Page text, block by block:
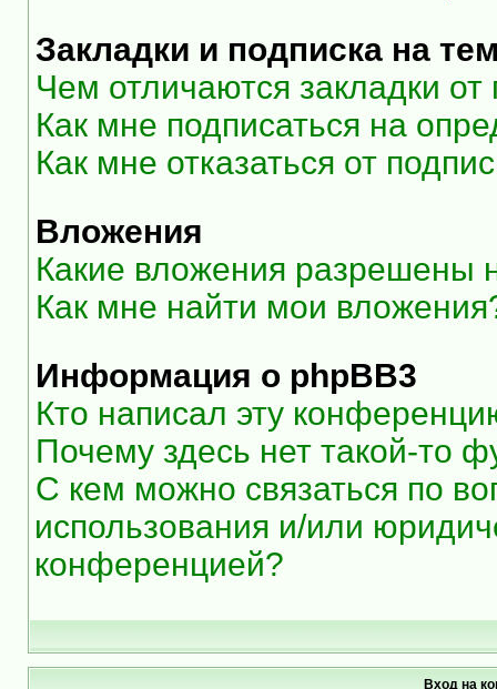
Закладки и подписка на
Чем отличаются закладки от
Как мне подписаться на
Как мне отказаться от
Вложения
Какие вложения разрешены
Как мне найти мои
Информация о phpBB3
Кто написал эту
Почему здесь нет такой-то
С кем можно связаться по
использования и/или
конференцией?
Вход на